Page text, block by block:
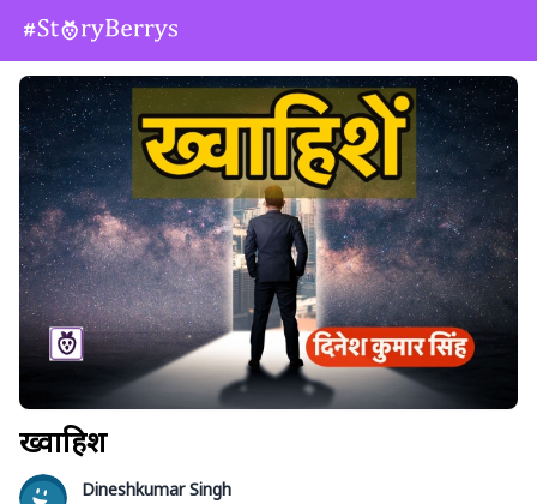
ख्वाहिशें
Dineshkumar Singh